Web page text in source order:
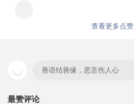
查看更多点赞
善语结善缘，恶言伤人心
最赞评论